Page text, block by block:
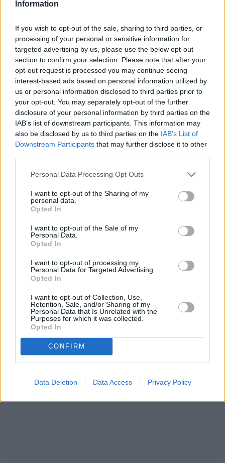
Information
If you wish to opt-out of the sale, sharing to third parties, or
processing of your personal or sensitive information for
targeted advertising by us, please use the below opt-out
section to confirm your selection. Please note that after your
opt-out request is processed you may continue seeing
interest-based ads based on personal information utilized by
us or personal information disclosed to third parties prior to
your opt-out. You may separately opt-out of the further
disclosure of your personal information by third parties on the
IAB’s list of downstream participants. This information may
also be disclosed by us to third parties on the IAB’s List of
Downstream Participants that may further disclose it to other
Personal Data Processing Opt Outs
I want to opt-out of the Sharing of my
personal data.
Opted In
I want to opt-out of the Sale of my
Personal Data.
Opted In
I want to opt-out of processing my
Personal Data for Targeted Advertising.
Opted In
I want to opt-out of Collection, Use,
Retention, Sale, and/or Sharing of my
Personal Data that Is Unrelated with the
Purposes for which it was collected.
Opted In
CONFIRM
Data Deletion Data Access Privacy Policy
Συνεντεύξεις 18/11/2025
Δήμητρα Δερζέκου: «Λέω τη δική μου
αλήθεια»
Συνεντεύξεις 18/11/2025
Τζεφ Μοντάνα: «Κανένας δεν μπορεί
να σου πει ποιος είσαι»